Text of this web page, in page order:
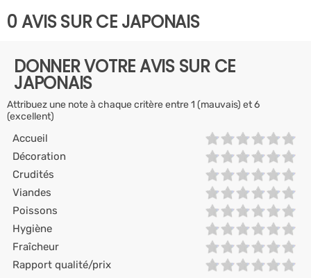
0 AVIS SUR CE JAPONAIS
DONNER VOTRE AVIS SUR CE
JAPONAIS
Attribuez une note à chaque critère entre 1 (mauvais) et 6
(excellent)
Accueil
Décoration
Crudités
Viandes
Poissons
Hygiène
Fraîcheur
Rapport qualité/prix